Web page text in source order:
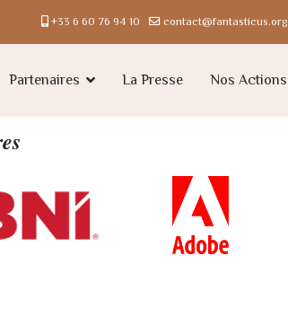
+33 6 60 76 94 10 contact@fantasticus.org
Partenaires La Presse Nos Actions